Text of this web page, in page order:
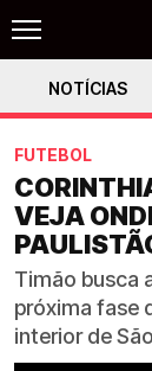
NOTÍCIAS
FUTEBOL
VEJA
Timão busca
próxima fase
interior de